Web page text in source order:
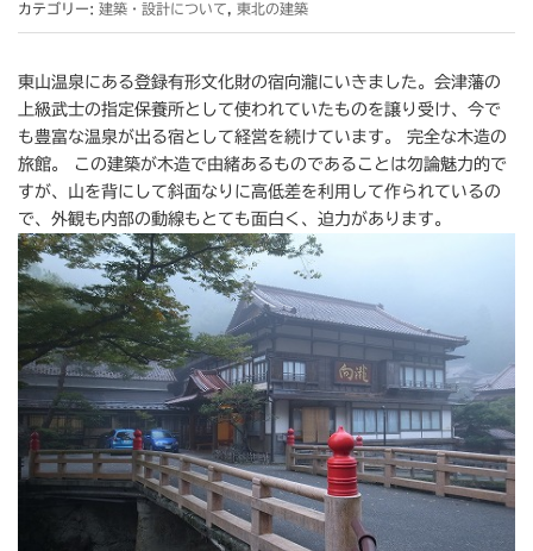
カテゴリー: 建築・設計について 東北の建築
東山温泉にある登録有形文化財の宿向瀧にいきました。会津藩の
上級武士の指定保養所として使われていたものを譲り受け、今で
も豊富な温泉が出る宿として経営を続けています。 完全な木造の
旅館。 この建築が木造で由緒あるものであることは勿論魅力的で
すが、山を背にして斜面なりに高低差を利用して作られているの
で、外観も内部の動線もとても面白く、迫力があります。